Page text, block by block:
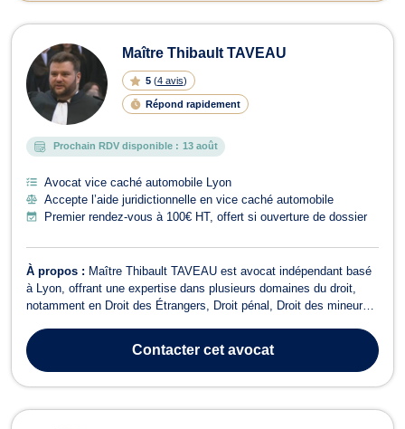
Maître Thibault TAVEAU
5 (4 avis)
Répond rapidement
Prochain RDV disponible : 13 août
Avocat vice caché automobile Lyon
Accepte l’aide juridictionnelle en vice caché automobile
Premier rendez-vous à 100€ HT, offert si ouverture de dossier
À propos : Maître Thibault TAVEAU est avocat indépendant basé
à Lyon, offrant une expertise dans plusieurs domaines du droit,
notamment en Droit des Étrangers, Droit pénal, Droit des mineurs,
victimes. En Droit des Étrangers, Maître TAVEAU accompagne et
défend les personne...Contactercet avocat